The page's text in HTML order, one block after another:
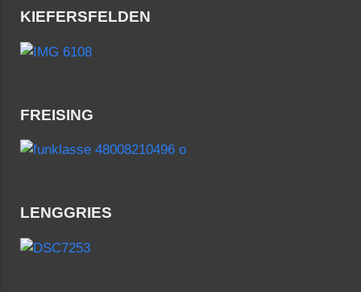
KIEFERSFELDEN
FREISING
LENGGRIES